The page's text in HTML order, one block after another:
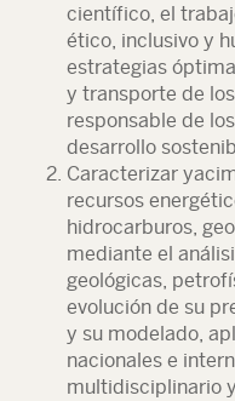
científico, el
ético, inclusivo y
estrategias
y transporte de
responsable de
desarrollo
Caracterizar
recursos
hidrocarburos,
mediante el
geológicas,
evolución de su
y su modelado,
nacionales e
multidisciplinario